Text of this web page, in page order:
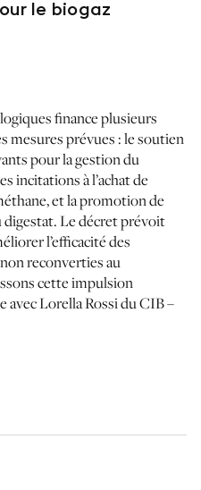
le biogaz
finance plusieurs
mesures prévues : le soutien
pour la gestion du
incitations à l’achat de
et la promotion de
Le décret prévoit
l’efficacité des
reconverties au
cette impulsion
avec Lorella Rossi du CIB –